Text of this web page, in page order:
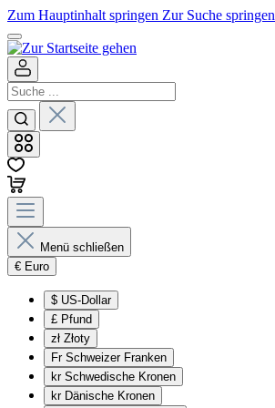
Zum Hauptinhalt springen Zur Suche springen
Menü schließen
€ Euro
$ US-Dollar
£ Pfund
zł Złoty
Fr Schweizer Franken
kr Schwedische Kronen
kr Dänische Kronen